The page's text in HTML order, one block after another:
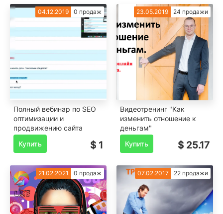
04.12.2019 0 продаж
Полный вебинар по SEO
оптимизации и
продвижению сайта
Купить
$ 1
23.05.2019 24 продажи
Видеотренинг "Как
изменить отношение к
деньгам"
Купить
$ 25.17
21.02.2021 0 продаж 07.02.2017 22 продажи